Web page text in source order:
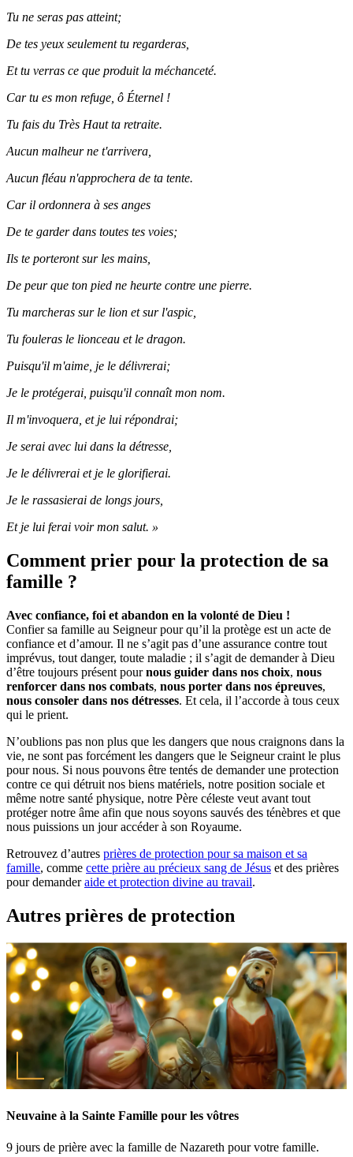
Tu ne seras pas atteint;
De tes yeux seulement tu regarderas,
Et tu verras ce que produit la méchanceté.
Car tu es mon refuge, ô Éternel !
Tu fais du Très Haut ta retraite.
Aucun malheur ne t'arrivera,
Aucun fléau n'approchera de ta tente.
Car il ordonnera à ses anges
De te garder dans toutes tes voies;
Ils te porteront sur les mains,
De peur que ton pied ne heurte contre une pierre.
Tu marcheras sur le lion et sur l'aspic,
Tu fouleras le lionceau et le dragon.
Puisqu'il m'aime, je le délivrerai;
Je le protégerai, puisqu'il connaît mon nom.
Il m'invoquera, et je lui répondrai;
Je serai avec lui dans la détresse,
Je le délivrerai et je le glorifierai.
Je le rassasierai de longs jours,
Et je lui ferai voir mon salut. »
Comment prier pour la protection de sa
famille ?
Avec confiance, foi et abandon en la volonté de Dieu !
Confier sa famille au Seigneur pour qu’il la protège est un acte de
confiance et d’amour. Il ne s’agit pas d’une assurance contre tout
imprévus, tout danger, toute maladie ; il s’agit de demander à Dieu
d’être toujours présent pournous guider dans nos choix, nous
renforcer dans nos combats, nous porter dans nos épreuves,
nous consoler dans nos détresses. Et cela, il l’accorde à tous ceux
qui le prient.
N’oublions pas non plus que les dangers que nous craignons dans la
vie, ne sont pas forcément les dangers que le Seigneur craint le plus
pour nous. Si nous pouvons être tentés de demander une protection
contre ce qui détruit nos biens matériels, notre position sociale et
même notre santé physique, notre Père céleste veut avant tout
protéger notre âme afin que nous soyons sauvés des ténèbres et que
nous puissions un jour accéder à son Royaume.
Retrouvez d’autres prières de protection pour sa maison et sa
famille, comme cette prière au précieux sang de Jésus et des prières
pour demanderaide et protection divine au travail.
Autres prières de protection
Neuvaine à la Sainte Famille pour les vôtres
9 jours de prière avec la famille de Nazareth pour votre famille.